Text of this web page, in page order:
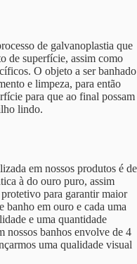
de galvanoplastia que
de superfície, assim como
O objeto a ser banhado
e limpeza, para então
para que ao final possam
lindo.
em nossos produtos é de
à do ouro puro, assim
para garantir maior
banho em ouro e cada uma
e uma quantidade
nossos banhos envolve de 4
uma qualidade visual